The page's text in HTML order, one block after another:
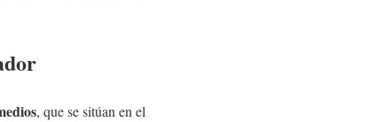
, que se sitúan en el